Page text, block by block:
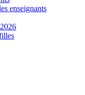
enseignants